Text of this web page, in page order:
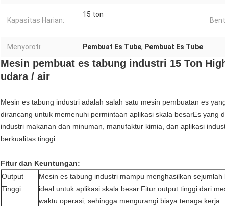
Kapasitas Harian:
15 ton
Menyoroti: Pembuat Es Tube, Pembuat Es Tube
Mesin pembuat es tabung industri 15 Ton
udara / air
Mesin es tabung industri adalah salah satu mesin pembuatan es
dirancang untuk memenuhi permintaan aplikasi skala besarEs yang
industri makanan dan minuman, manufaktur kimia, dan aplikasi
berkualitas tinggi.
Fitur dan Keuntungan:
Output
Tinggi
Mesin es tabung industri mampu menghasilkan
ideal untuk aplikasi skala besar.Fitur output tinggi dari
waktu operasi, sehingga mengurangi biaya tenaga kerja.